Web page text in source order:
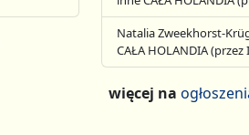
Natalia Zweekhorst-
CAŁA HOLANDIA (przez
więcej na